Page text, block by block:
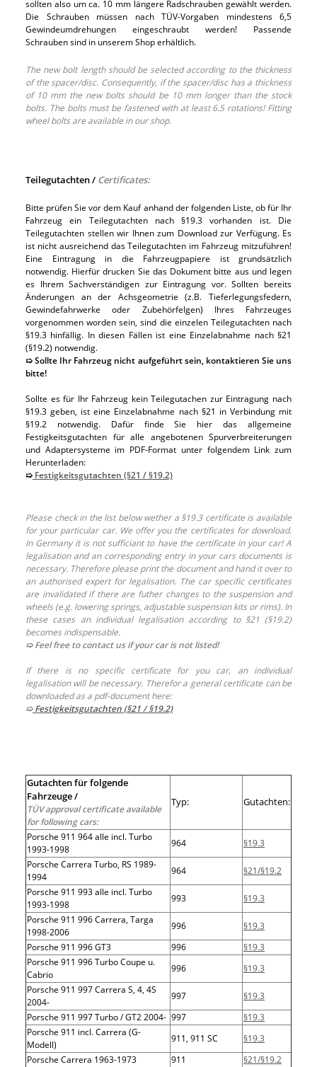
sollten also um ca. 10 mm längere Radschrauben gewählt werden.
Die Schrauben müssen nach TÜV-Vorgaben mindestens 6,5
Gewindeumdrehungen eingeschraubt werden! Passende
Schrauben sind in unserem Shop erhältlich.
The new bolt length should be selected according to the thickness
of the spacer/disc. Consequently, if the spacer/disc has a thickness
of 10 mm the new bolts should be 10 mm longer than the stock
bolts. The bolts must be fastened with at least 6.5 rotations! Fitting
wheel bolts are available in our shop.
Teilegutachten / Certificates:
Bitte prüfen Sie vor dem Kauf anhand der folgenden Liste, ob für Ihr
Fahrzeug ein Teilegutachten nach §19.3 vorhanden ist. Die
Teilegutachten stellen wir Ihnen zum Download zur Verfügung. Es
ist nicht ausreichend das Teilegutachten im Fahrzeug mitzuführen!
Eine Eintragung in die Fahrzeugpapiere ist grundsätzlich
notwendig. Hierfür drucken Sie das Dokument bitte aus und legen
es Ihrem Sachverständigen zur Eintragung vor. Sollten bereits
Änderungen an der Achsgeometrie (z.B. Tieferlegungsfedern,
Gewindefahrwerke oder Zubehörfelgen) Ihres Fahrzeuges
vorgenommen worden sein, sind die einzelen Teilegutachten nach
§19.3 hinfällig. In diesen Fällen ist eine Einzelabnahme nach §21
(§19.2) notwendig.
➯ Sollte Ihr Fahrzeug nicht aufgeführt sein, kontaktieren Sie uns
bitte!
Sollte es für Ihr Fahrzeug kein Teilegutachen zur Eintragung nach
§19.3 geben, ist eine Einzelabnahme nach §21 in Verbindung mit
§19.2 notwendig. Dafür finde Sie hier das allgemeine
Festigkeitsgutachten für alle angebotenen Spurverbreiterungen
und Adaptersysteme im PDF-Format unter folgendem Link zum
Herunterladen:
➯ Festigkeitsgutachten (§21 / §19.2)
Please check in the list below wether a §19.3 certificate is available
for your particular car. We offer you the certificates for download.
In Germany it is not sufficiant to have the certificate in your car! A
legalisation and an corresponding entry in your cars documents is
necessary. Therefore please print the document and hand it over to
an authorised expert for legalisation. The car specific certificates
are invalidated if there are futher changes to the suspension and
wheels (e.g. lowering springs, adjustable suspension kits or rims). In
these cases an individual legalisation according to §21 (§19.2)
becomes indispensable.
➯ Feel free to contact us if your car is not listed!
If there is no specific certificate for you car, an individual
legalisation will be necessary. Therefor a general certificate can be
downloaded as a pdf-document here:
➯Festigkeitsgutachten (§21 / §19.2)
Gutachten für folgende
Fahrzeuge /
TÜV approval certificate available
for following cars:
Typ: Gutachten:
Porsche 911 964 alle incl. Turbo
1993-1998
964
§19.3
Porsche Carrera Turbo, RS 1989-
1994
964
§21/§19.2
Porsche 911 993 alle incl. Turbo
1993-1998
993
§19.3
Porsche 911 996 Carrera, Targa
1998-2006
996
§19.3
Porsche 911 996 GT3
996
§19.3
Porsche 911 996 Turbo Coupe u.
Cabrio
996
§19.3
Porsche 911 997 Carrera S, 4, 4S
2004-
997
§19.3
Porsche 911 997 Turbo / GT2 2004- 997
§19.3
Porsche 911 incl. Carrera (G-
Modell)
911, 911 SC
§19.3
Porsche Carrera 1963-1973
911
§21/§19.2